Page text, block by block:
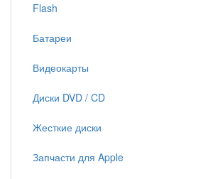
Flash
Батареи
Видеокарты
Диски DVD / CD
Жесткие диски
Запчасти для Apple